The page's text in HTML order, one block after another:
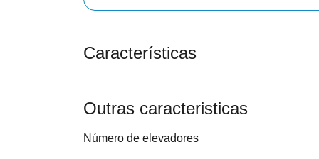
Características
Outras caracteristicas
Número de elevadores